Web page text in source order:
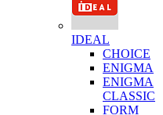
IDEAL
CHOICE
ENIGMA
ENIGMA
CLASSIC
FORM